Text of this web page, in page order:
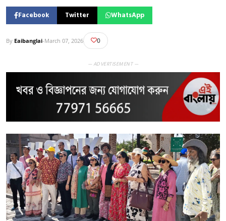
Facebook Twitter WhatsApp
By Eaibanglai-March 07, 2026 0
— ADVERTISEMENT —